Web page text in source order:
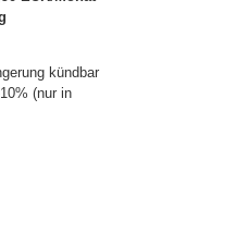
kündbar
(nur in